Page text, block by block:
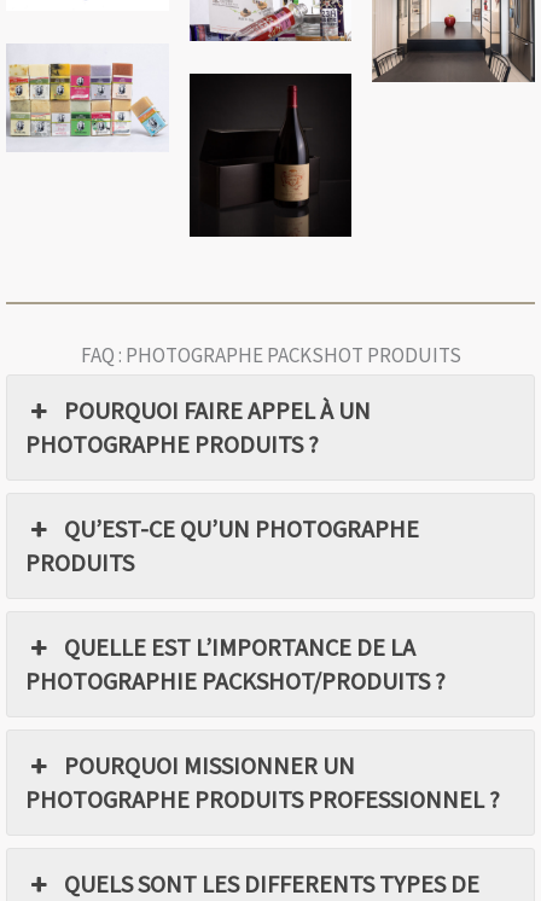
FAQ : PHOTOGRAPHE PACKSHOT PRODUITS
POURQUOI FAIRE APPEL À UN
PHOTOGRAPHE PRODUITS ?
QU’EST-CE QU’UN PHOTOGRAPHE
PRODUITS
QUELLE EST L’IMPORTANCE DE LA
PHOTOGRAPHIE PACKSHOT/PRODUITS ?
POURQUOI MISSIONNER UN
PHOTOGRAPHE PRODUITS PROFESSIONNEL ?
QUELS SONT LES DIFFERENTS TYPES DE